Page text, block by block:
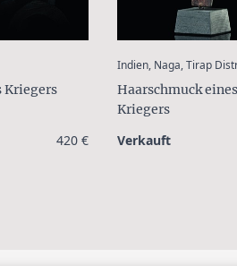
Kriegers
420 €
Indien, Naga, Tirap
Haarschmuck eines
Kriegers
Verkauft